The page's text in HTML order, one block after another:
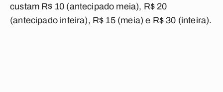
custam R$ 10 (antecipado meia), R$ 20
(antecipado inteira), R$ 15 (meia) e R$ 30 (inteira).